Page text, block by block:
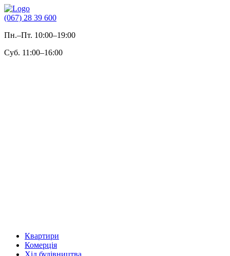
(067) 28 39 600
Пн.–Пт. 10:00–19:00
Суб. 11:00–16:00
Квартири
Комерція
Хід будівництва